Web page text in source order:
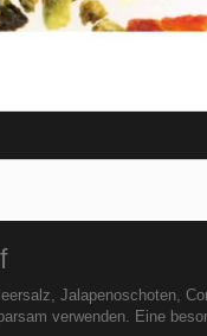
Jalapenoschoten,
verwenden. Eine